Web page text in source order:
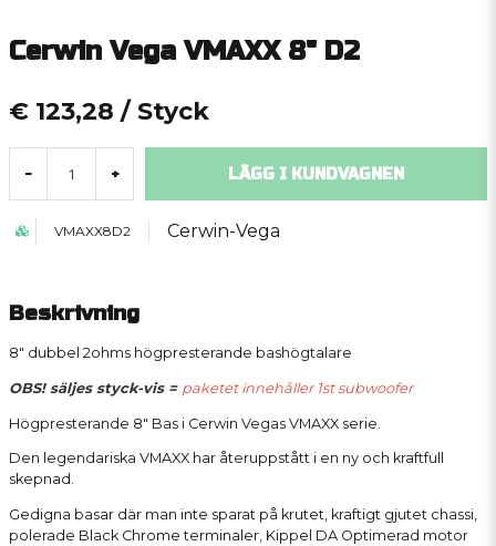
Cerwin Vega VMAXX 8" D2
€ 123,28 / Styck
- + LÄGG I KUNDVAGNEN
VMAXX8D2 Cerwin-Vega
Beskrivning
8" dubbel 2ohms högpresterande bashögtalare
OBS! säljes styck-vis = paketet innehåller 1st subwoofer
Högpresterande 8" Bas i Cerwin Vegas VMAXX serie.
Den legendariska VMAXX har återuppstått i en ny och kraftfull
skepnad.
Gedigna basar där man inte sparat på krutet, kraftigt gjutet chassi,
polerade Black Chrome terminaler, Kippel DA Optimerad motor